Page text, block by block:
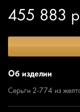
455 883 р
Об изделии
Серьги 2-774 из